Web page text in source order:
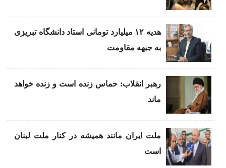
هدیه ۱۲ میلیارد تومانی استاد دانشگاه تبریزی
به جبهه مقاومت
رهبر انقلاب: حماس زنده است و زنده خواهد
ماند
ملت ایران مانند همیشه در کنار ملت لبنان
است